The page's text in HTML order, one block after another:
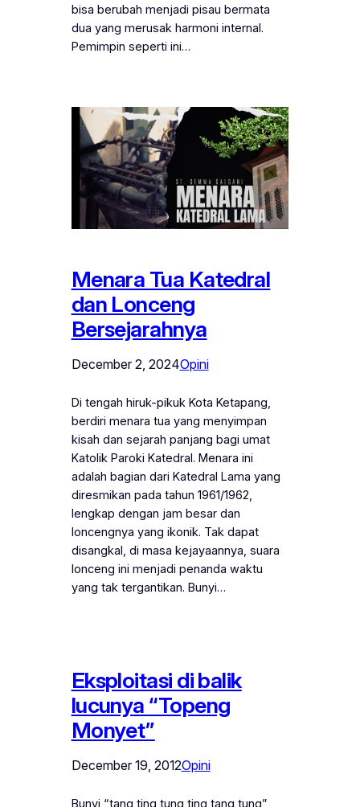
bisa berubah menjadi pisau bermata
dua yang merusak harmoni internal.
Pemimpin seperti ini…
Menara Tua Katedral
dan Lonceng
Bersejarahnya
December 2, 2024Opini
Di tengah hiruk-pikuk Kota Ketapang,
berdiri menara tua yang menyimpan
kisah dan sejarah panjang bagi umat
Katolik Paroki Katedral. Menara ini
adalah bagian dari Katedral Lama yang
diresmikan pada tahun 1961/1962,
lengkap dengan jam besar dan
loncengnya yang ikonik. Tak dapat
disangkal, di masa kejayaannya, suara
lonceng ini menjadi penanda waktu
yang tak tergantikan. Bunyi…
Eksploitasi di balik
lucunya “Topeng
Monyet”
December 19, 2012Opini
Bunyi “tang ting tung ting tang tung”